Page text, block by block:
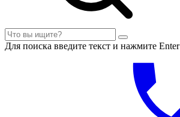
Для поиска введите текст и нажмите Enter